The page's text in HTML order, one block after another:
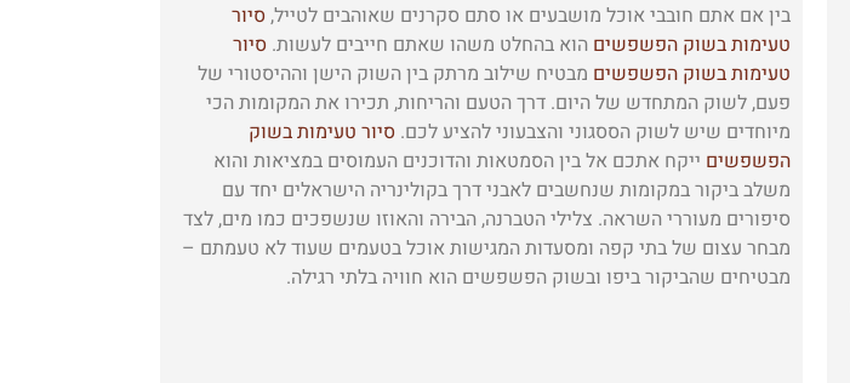
בין אם אתם חובבי אוכל מושבעים או סתם סקרנים שאוהבים לטייל,סיור
טעימות בשוק הפשפשים הוא בהחלט משהו שאתם חייבים לעשות. סיור
טעימות בשוק הפשפשים מבטיח שילוב מרתק בין השוק הישן וההיסטורי של
פעם, לשוק המתחדש של היום. דרך הטעם והריחות, תכירו את המקומות הכי
מיוחדים שיש לשוק הססגוני והצבעוני להציע לכם. סיור טעימות בשוק
הפשפשים ייקח אתכם אל בין הסמטאות והדוכנים העמוסים במציאות והוא
משלב ביקור במקומות שנחשבים לאבני דרך בקולינריה הישראלים יחד עם
סיפורים מעוררי השראה. צלילי הטברנה, הבירה והאוזו שנשפכים כמו מים, לצד
מבחר עצום של בתי קפה ומסעדות המגישות אוכל בטעמים שעוד לא טעמתם –
מבטיחים שהביקור ביפו ובשוק הפשפשים הוא חוויה בלתי רגילה.